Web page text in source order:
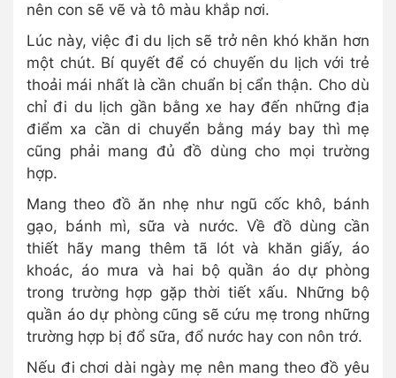
nên con sẽ vẽ và tô màu khắp nơi.
Lúc này, việc đi du lịch sẽ trở nên khó khăn hơn
một chút. Bí quyết để có chuyến du lịch với trẻ
thoải mái nhất là cần chuẩn bị cẩn thận. Cho dù
chỉ đi du lịch gần bằng xe hay đến những địa
điểm xa cần di chuyển bằng máy bay thì mẹ
cũng phải mang đủ đồ dùng cho mọi trường
hợp.
Mang theo đồ ăn nhẹ như ngũ cốc khô, bánh
gạo, bánh mì, sữa và nước. Về đồ dùng cần
thiết hãy mang thêm tã lót và khăn giấy, áo
khoác, áo mưa và hai bộ quần áo dự phòng
trong trường hợp gặp thời tiết xấu. Những bộ
quần áo dự phòng cũng sẽ cứu mẹ trong những
trường hợp bị đổ sữa, đổ nước hay con nôn trớ.
Nếu đi chơi dài ngày mẹ nên mang theo đồ yêu